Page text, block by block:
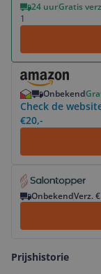
24 uurGratis
1
Onbekend
Check de
€20,-
Bekijk product
OnbekendVerz.
Bekijk product
Prijshistorie